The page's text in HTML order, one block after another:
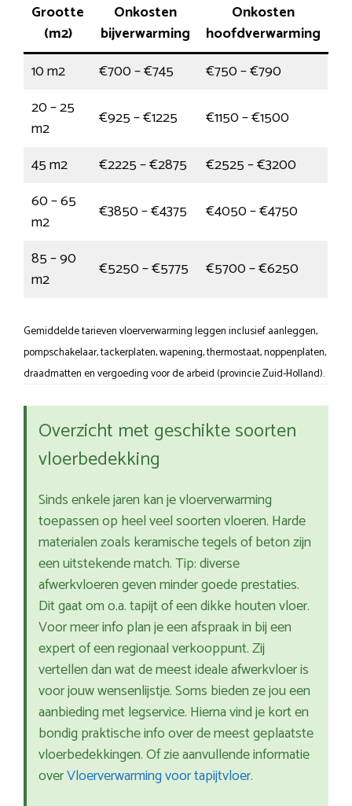
Grootte
(m2)
Onkosten
bijverwarming
Onkosten
hoofdverwarming
10 m2
€700 – €745
€750 – €790
20 – 25
m2
€925 – €1225
€1150 – €1500
45 m2
€2225 – €2875
€2525 – €3200
60 – 65
m2
€3850 – €4375
€4050 – €4750
85 – 90
m2
€5250 – €5775 €5700 – €6250
Gemiddelde tarieven vloerverwarming leggen inclusief aanleggen,
pompschakelaar, tackerplaten, wapening, thermostaat, noppenplaten,
draadmatten en vergoeding voor de arbeid (provincie Zuid-Holland).
Overzicht met geschikte soorten
vloerbedekking
Sinds enkele jaren kan je vloerverwarming
toepassen op heel veel soorten vloeren. Harde
materialen zoals keramische tegels of beton zijn
een uitstekende match. Tip: diverse
afwerkvloeren geven minder goede prestaties.
Dit gaat om o.a. tapijt of een dikke houten vloer.
Voor meer info plan je een afspraak in bij een
expert of een regionaal verkooppunt. Zij
vertellen dan wat de meest ideale afwerkvloer is
voor jouw wensenlijstje. Soms bieden ze jou een
aanbieding met legservice. Hierna vind je kort en
bondig praktische info over de meest geplaatste
vloerbedekkingen. Of zie aanvullende informatie
overVloerverwarming voor tapijtvloer.